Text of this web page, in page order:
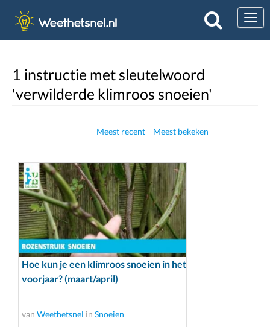
1 instructie met sleutelwoord
'verwilderde klimroos snoeien'
Meest recent Meest bekeken
Hoe kun je een klimroos snoeien in het
voorjaar? (maart/april)
van Weethetsnel in Snoeien